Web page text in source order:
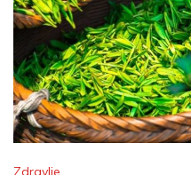
Zdravlje